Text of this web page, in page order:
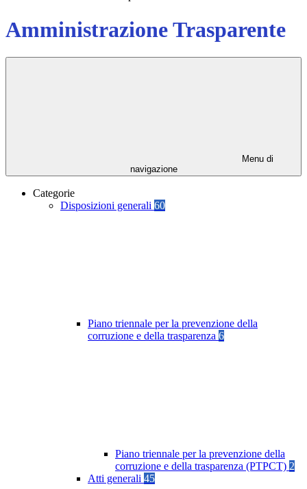
Amministrazione Trasparente
Menu di
navigazione
Categorie
Disposizioni generali 60
Piano triennale per la prevenzione della
corruzione e della trasparenza 6
Piano triennale per la prevenzione della
corruzione e della trasparenza (PTPCT) 2
Atti generali 45